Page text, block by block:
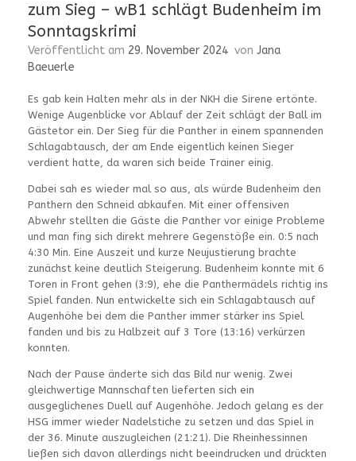
zum Sieg – wB1 schlägt Budenheim im
Sonntagskrimi
Veröffentlicht am 29. November 2024 von Jana
Baeuerle
Es gab kein Halten mehr als in der NKH die Sirene ertönte.
Wenige Augenblicke vor Ablauf der Zeit schlägt der Ball im
Gästetor ein. Der Sieg für die Panther in einem spannenden
Schlagabtausch, der am Ende eigentlich keinen Sieger
verdient hatte, da waren sich beide Trainer einig.
Dabei sah es wieder mal so aus, als würde Budenheim den
Panthern den Schneid abkaufen. Mit einer offensiven
Abwehr stellten die Gäste die Panther vor einige Probleme
und man fing sich direkt mehrere Gegenstöße ein. 0:5 nach
4:30 Min. Eine Auszeit und kurze Neujustierung brachte
zunächst keine deutlich Steigerung. Budenheim konnte mit 6
Toren in Front gehen (3:9), ehe die Panthermädels richtig ins
Spiel fanden. Nun entwickelte sich ein Schlagabtausch auf
Augenhöhe bei dem die Panther immer stärker ins Spiel
fanden und bis zu Halbzeit auf 3 Tore (13:16) verkürzen
konnten.
Nach der Pause änderte sich das Bild nur wenig. Zwei
gleichwertige Mannschaften lieferten sich ein
ausgeglichenes Duell auf Augenhöhe. Jedoch gelang es der
HSG immer wieder Nadelstiche zu setzen und das Spiel in
der 36. Minute auszugleichen (21:21). Die Rheinhessinnen
ließen sich davon allerdings nicht beeindrucken und drückten